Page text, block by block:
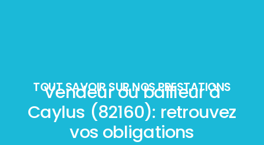
TOUT SAVOIR SUR NOS PRESTATIONS
Vendeur ou bailleur à
Caylus (82160): retrouvez
vos obligations